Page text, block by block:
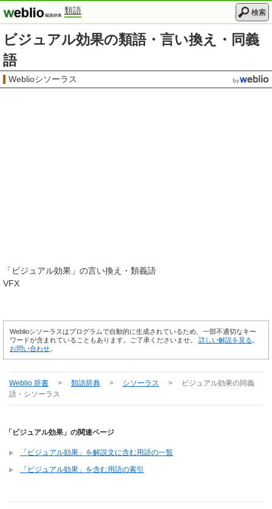
類語 検索
ビジュアル効果の類語・言い換え・同義
語
Weblioシソーラス
「 ビジュアル効果 」の言い換え・類義語
VFX
Weblioシソーラスはプログラムで自動的に生成されているため、一部不適切なキー
ワードが含まれていることもあります。ご了承くださいませ。 詳しい解説を見る
お問い合わせ
Weblio 辞書 > 類語辞典 > シソーラス > ビジュアル効果の同義
語・シソーラス
「ビジュアル効果」の関連ページ
「ビジュアル効果」を解説文に含む用語の一覧
「ビジュアル効果」を含む用語の索引